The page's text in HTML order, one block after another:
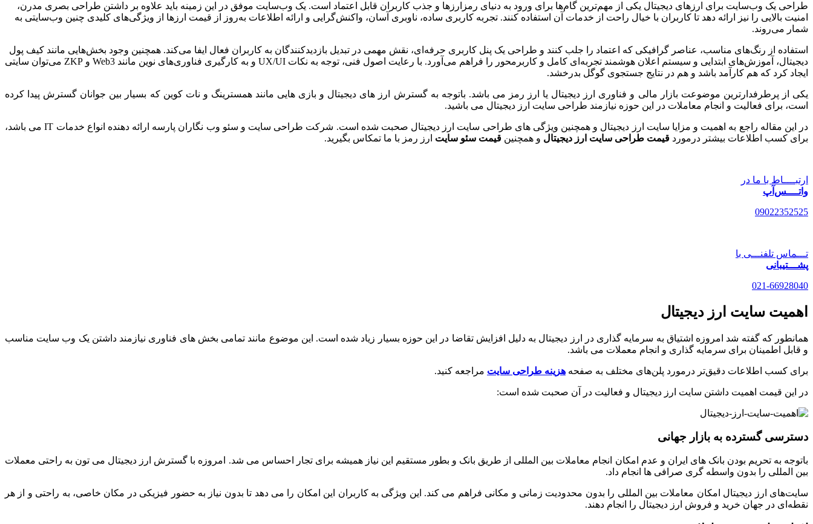
طراحی یک وب‌سایت برای ارزهای دیجیتال یکی از مهم‌ترین گام‌ها برای ورود به دنیای رمزارزها و جذب کاربران قابل اعتماد است. یک وب‌سایت موفق در این زمینه باید علاوه بر داشتن طراحی بصری مدرن،
امنیت بالایی را نیز ارائه دهد تا کاربران با خیال راحت از خدمات آن استفاده کنند. تجربه کاربری ساده، ناوبری آسان، واکنش‌گرایی و ارائه اطلاعات به‌روز از قیمت ارزها از ویژگی‌های کلیدی چنین وب‌سایتی به
شمار می‌روند.
استفاده از رنگ‌های مناسب، عناصر گرافیکی که اعتماد را جلب کنند و طراحی یک پنل کاربری حرفه‌ای، نقش مهمی در تبدیل بازدیدکنندگان به کاربران فعال ایفا می‌کند. همچنین وجود بخش‌هایی مانند کیف پول
دیجیتال، آموزش‌های ابتدایی و سیستم اعلان هوشمند تجربه‌ای کامل و کاربرمحور را فراهم می‌آورد. با رعایت اصول فنی، توجه به نکات UX/UI و به کارگیری فناوری‌های نوین مانند Web3 و ZKP می‌توان سایتی
ایجاد کرد که هم کارآمد باشد و هم در نتایج جستجوی گوگل بدرخشد.
یکی از پرطرفدارترین موضوعت بازار مالی و فناوری ارز دیجیتال یا ارز رمز می باشد. باتوجه به گسترش ارز های دیجیتال و بازی هایی مانند همسترینگ و نات کوین که بسیار بین جوانان گسترش پیدا کرده
است، برای فعالیت و انجام معاملات در این حوزه نیازمند طراحی سایت ارز دیجیتال می باشید.
در این مقاله راجع به اهمیت و مزایا سایت ارز دیجیتال و همچنین ویژگی های طراحی سایت ارز دیجیتال صحبت شده است. شرکت طراحی سایت و سئو وب نگاران پارسه ارائه دهنده انواع خدمات IT می باشد،
برای کسب اطلاعات بیشتر درمورد قیمت طراحی سایت ارز دیجیتال و همچنین قیمت سئو سایت ارز رمز با ما تمکاس بگیرید.
ارتبــــاط با ما در
واتــــس‌آپ
09022352525
تـــماس تلفنـــی با
پشـــتیبانی
021-66928040
اهمیت سایت ارز دیجیتال
همانطور که گفته شد امروزه اشتیاق به سرمایه گذاری در ارز دیجیتال به دلیل افزایش تقاضا در این حوزه بسیار زیاد شده است. این موضوع مانند تمامی بخش های فناوری نیازمند داشتن یک وب سایت مناسب
و قابل اطمینان برای سرمایه گذاری و انجام معملات می باشد.
برای کسب اطلاعات دقیق‌تر درمورد پلن‌های مختلف به صفحه هزینه طراحی سایت مراجعه کنید.
در این قیمت اهمیت داشتن سایت ارز دیجیتال و فعالیت در آن صحبت شده است:
دسترسی گسترده به بازار جهانی
باتوجه به تحریم بودن بانک های ایران و عدم امکان انجام معاملات بین المللی از طریق بانک و بطور مستقیم این نیاز همیشه برای تجار احساس می شد. امروزه با گسترش ارز دیجیتال می تون به راحتی معملات
بین المللی را بدون واسطه گری صرافی ها انجام داد.
سایت‌های ارز دیجیتال امکان معاملات بین ‌المللی را بدون محدودیت‌ زمانی و مکانی فراهم می کند. این ویژگی به کاربران این امکان را می‌ دهد تا بدون نیاز به حضور فیزیکی در مکان خاصی، به راحتی و از هر
نقطه‌ای در جهان خرید و فروش ارز دیجیتال را انجام دهند.